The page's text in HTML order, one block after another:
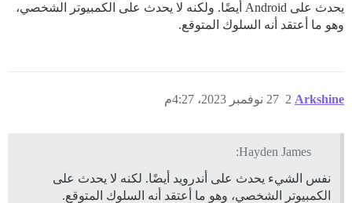
يحدث على Android أيضًا. ولكنه لا يحدث على الكمبيوتر الشخصي،
وهو ما أعتقد أنه السلوك المتوقع.
Arkshine 27 نوفمبر 2023، 4:27م 2
Hayden James:
نفس الشيء يحدث على أندرويد أيضًا. لكنه لا يحدث على
الكمبيوتر الشخصي، وهو ما أعتقد أنه السلوك المتوقع.